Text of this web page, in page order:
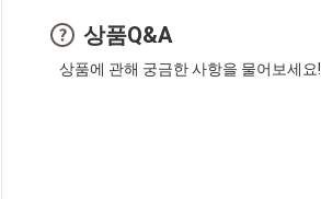
상품Q&A
상품에 관해 궁금한 사항을 물어보세요!